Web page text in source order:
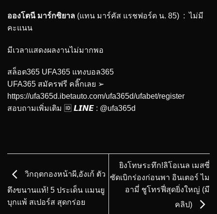
อองโตนี มาร์กซิยาล (แทน มาร์คัส แรชฟอร์ด น. 85) : ไม่มี
คะแนน
มีเวลาแสดงผลงานไม่มากพอ
สล็อต365 UFA365 แทงบอล365
UFA365 สมัครฟรี คลิ๊กเลย ➢
https://ufa365d.ibetauto.com/ufa365d/ufabet/register
สอบถามเพิ่มเติม 🆔 𝙇𝙄𝙉𝙀 : @ufa365d
วิกฤตกองหน้าผี,อังเก้ ตัว
ตึงขนานแท้! 5 ประเด็น แมนยู
บุกแพ้ สเปอร์ส สุดกร่อย
ยิงโทษระทึก!ลิโอเนล เมสซี่
ซัดเบิกร่องก่อนพา อินเตอร์ ไม
อามี่ ชูโทรฟี่สุดยิ่งใหญ่ (มี
คลิป)